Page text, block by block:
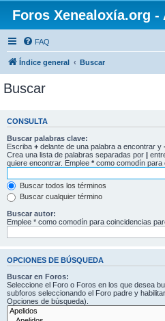
Foros Xenealoxía.org
FAQ
Índice general Buscar
Buscar
CONSULTA
Buscar palabras clave:
Escriba + delante de una palabra a encontrar y
Crea una lista de palabras separadas por |
quiere encontrar. Emplee * como comodín para
Buscar todos los términos
Buscar cualquier término
Buscar autor:
Emplee * como comodín para coincidencias
OPCIONES DE BÚSQUEDA
Buscar en Foros:
Seleccione el Foro o Foros en los que desea
subforos seleccionando el Foro padre y
Opciones de búsqueda).